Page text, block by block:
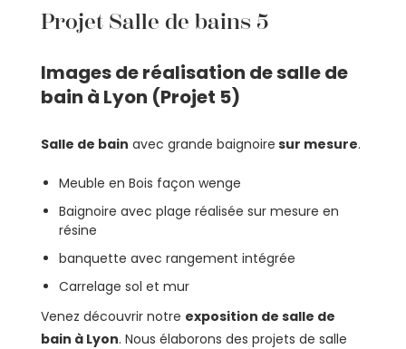
Projet Salle de bains 5
Images de réalisation de salle de
bain à Lyon (Projet 5)
Salle de bain avec grande baignoire sur mesure.
Meuble en Bois façon wenge
Baignoire avec plage réalisée sur mesure en
résine
banquette avec rangement intégrée
Carrelage sol et mur
Venez découvrir notre exposition de salle de
bain à Lyon. Nous élaborons des projets de salle